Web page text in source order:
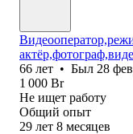
66 лет • Был 28
1 000 Br
Не ищет работу
Общий опыт
29 лет 8 месяцев